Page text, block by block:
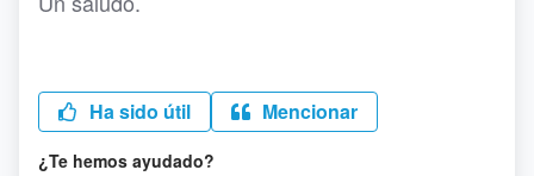
Ha sido útil Mencionar
¿Te hemos ayudado?